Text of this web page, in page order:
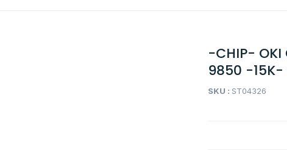
-CHIP-
9850 -15K-
SKU : ST04326